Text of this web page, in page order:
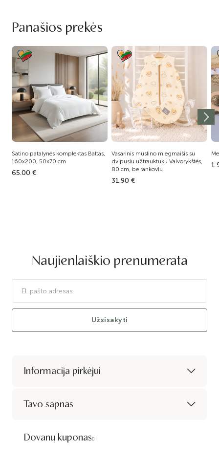
Panašios prekės
Satino patalynės komplektas Baltas,
160x200, 50x70 cm
65.00 €
Vasarinis muslino miegmaišis su
dvipusiu užtrauktuku Vaivorykštės,
80 cm, be rankovių
31.90 €
Naujienlaiškio prenumerata
Užsisakyti
Informacija pirkėjui
Tavo sapnas
Dovanų kuponas